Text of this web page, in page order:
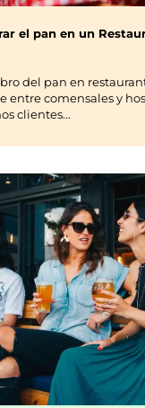
el pan en un
del pan en
entre comensales y
clientes...